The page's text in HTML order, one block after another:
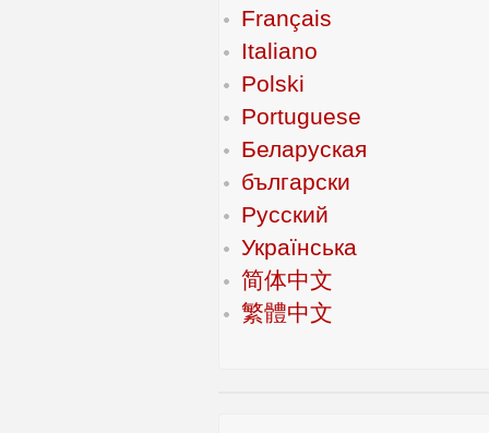
Français
Italiano
Polski
Portuguese
Беларуская
български
Русский
Українська
简体中文
繁體中文